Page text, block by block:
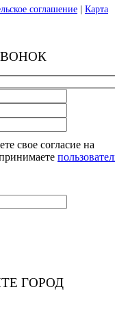
соглашение
Карта
свое согласие на
ГОРОД